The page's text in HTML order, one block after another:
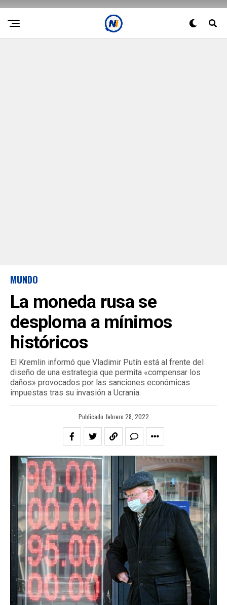
MUNDO
La moneda rusa se
desploma a mínimos
históricos
El Kremlin informó que Vladimir Putín está al frente del
diseño de una estrategia que permita «compensar los
daños» provocados por las sanciones económicas
impuestas tras su invasión a Ucrania.
Publicado febrero 28, 2022